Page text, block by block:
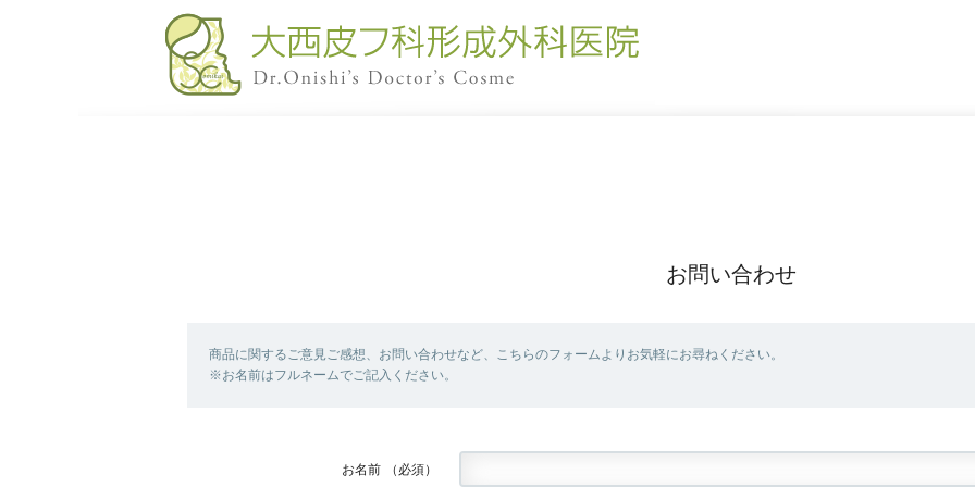
お問い合わせ
商品に関するご意見ご感想、お問い合わせなど、こちらのフォームよりお気軽にお尋ねください。
※お名前はフルネームでご記入ください。
お名前 （必須）